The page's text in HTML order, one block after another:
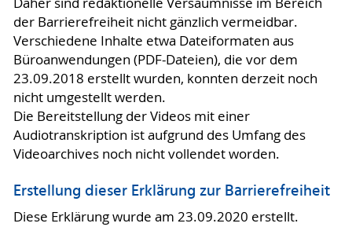
der Barrierefreiheit nicht gänzlich vermeidbar.
Verschiedene Inhalte etwa Dateiformaten aus
Büroanwendungen (PDF-Dateien), die vor dem
23.09.2018 erstellt wurden, konnten derzeit noch
nicht umgestellt werden.
Die Bereitstellung der Videos mit einer
Audiotranskription ist aufgrund des Umfang des
Videoarchives noch nicht vollendet worden.
Erstellung dieser Erklärung zur Barrierefreiheit
Diese Erklärung wurde am 23.09.2020 erstellt.